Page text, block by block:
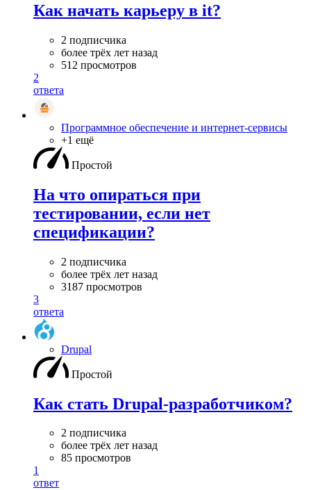
Как начать карьеру в it?
2 подписчика
более трёх лет назад
512 просмотров
2
ответа
Программное обеспечение и интернет-сервисы
+1 ещё
Простой
На что опираться при
тестировании, если нет
спецификации?
2 подписчика
более трёх лет назад
3187 просмотров
3
ответа
Drupal
Простой
Как стать Drupal-разработчиком?
2 подписчика
более трёх лет назад
85 просмотров
1
ответ